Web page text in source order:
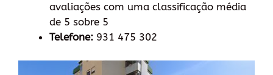
avaliações com uma classificação média
de 5 sobre 5
Telefone: 931 475 302